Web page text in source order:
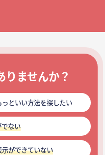
りませんか？
っといい方法を探したい
ない
示ができていない